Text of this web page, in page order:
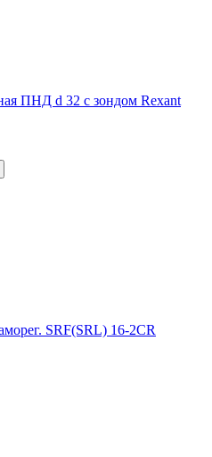
ПНД d 32 с зондом Rexant
SRF(SRL) 16-2CR